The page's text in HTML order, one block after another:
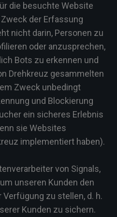
die besuchte Website
der Erfassung
nicht darin, Personen zu
oder anzusprechen,
Bots zu erkennen und
Drehkreuz gesammelten
Zweck unbedingt
und Blockierung
ein sicheres Erlebnis
sie Websites
implementiert haben).
von Signals,
unseren Kunden den
zu stellen, d. h.
Kunden zu sichern.